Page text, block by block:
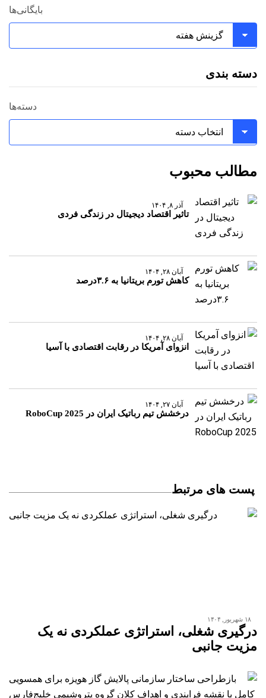
بایگانی‌ها
دسته بندی
دسته‌ها
مطالب محبوب
آذر ۸, ۱۴۰۴
تاثیر اقتصاد دیجیتال در زندگی فردی
آبان ۲۸, ۱۴۰۴
کاهش تورم بریتانیا به ۳.۶درصد
آبان ۲۸, ۱۴۰۴
انزوای آمریکا در رقابت اقتصادی با آسیا
آبان ۲۷, ۱۴۰۴
درخشش تیم رباتیک ایران در RoboCup 2025
پست های مرتبط
۱۸ شهریور, ۱۴۰۴
درگیری شغلی، استراتژی عملکردی نه یک
مزیت جانبی